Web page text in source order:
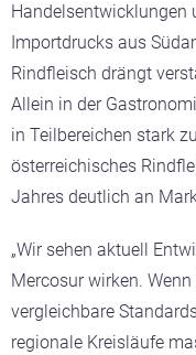
Handelsentwicklungen
Importdrucks aus
Rindfleisch drängt
Allein in der
in Teilbereichen stark
österreichisches
Jahres deutlich an
„Wir sehen aktuell
Mercosur wirken.
vergleichbare
regionale Kreisläufe